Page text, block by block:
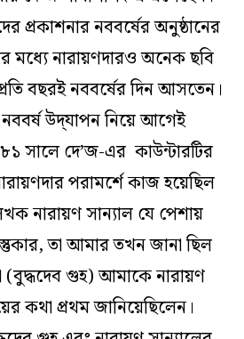
প্রকাশনার নববর্ষের অনুষ্ঠানের
মধ্যে নারায়ণদারও অনেক ছবি
বছরই নববর্ষের দিন আসতেন।
উদ্‌যাপন নিয়ে আগেই
সালে দে’জ-এর কাউন্টারটির
পরামর্শে কাজ হয়েছিল
নারায়ণ সান্যাল যে পেশায়
তা আমার তখন জানা ছিল
(বুদ্ধদেব গুহ) আমাকে নারায়ণ
কথা প্রথম জানিয়েছিলেন।